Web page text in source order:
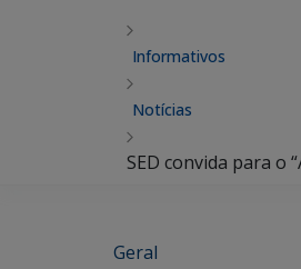
Informativos
Notícias
SED convida para o
Geral